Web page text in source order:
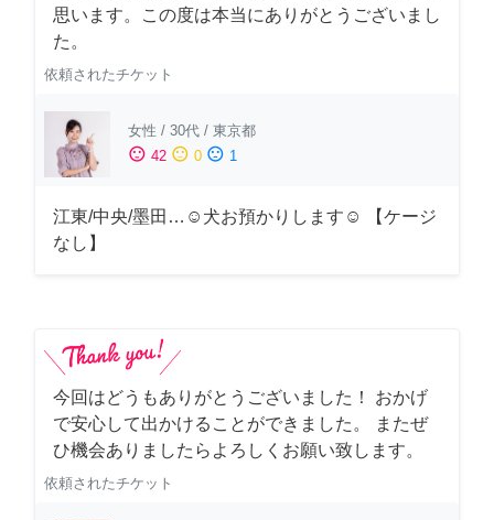
思います。この度は本当にありがとうございまし
た。
依頼されたチケット
女性 / 30代 / 東京都
sentiment_satisfied 42 sentiment_neutral 0 sentiment_dissatisfied 1
江東/中央/墨田…☺︎犬お預かりします☺︎ 【ケージ
なし】
今回はどうもありがとうございました！ おかげ
で安心して出かけることができました。 またぜ
ひ機会ありましたらよろしくお願い致します。
依頼されたチケット